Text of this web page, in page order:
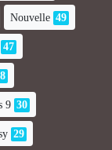
Nouvelle 49
47
9 30
29